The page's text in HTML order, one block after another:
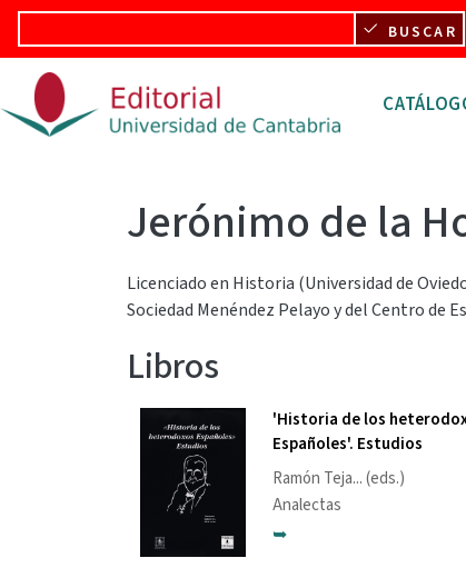
Pasar al contenido principal
BUSCAR
Jerónimo de la
Licenciado en Historia (Universidad de
Sociedad Menéndez Pelayo y del Centro de
Libros
'Historia de los
Españoles'. Estudios
Ramón Teja... (eds.)
Analectas
➥